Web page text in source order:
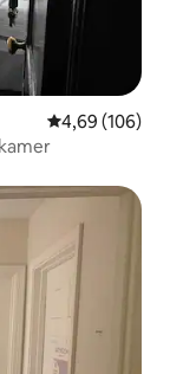
Gemiddelde
4,69 (106)